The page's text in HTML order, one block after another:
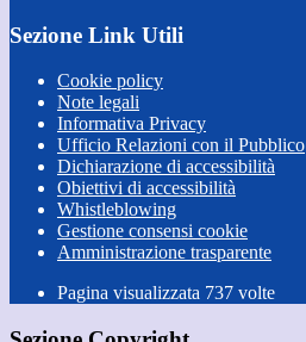
Sezione Link Utili
Cookie policy
Note legali
Informativa Privacy
Ufficio Relazioni con il Pubblico
Dichiarazione di accessibilità
Obiettivi di accessibilità
Whistleblowing
Gestione consensi cookie
Amministrazione trasparente
Pagina visualizzata 737 volte